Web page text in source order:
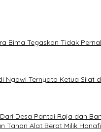
Bima Tegaskan Tidak
Ngawi Ternyata Ketua Silat
Desa Pantai Raja dan
Tahan Alat Berat Milik